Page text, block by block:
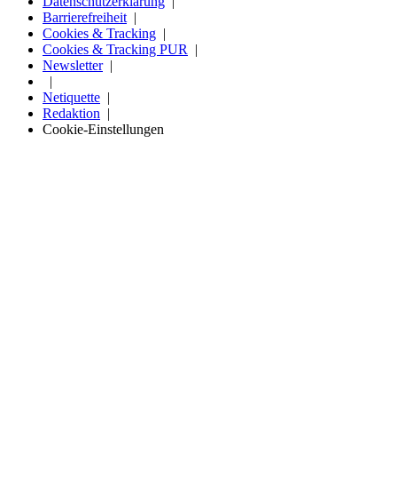
Barrierefreiheit
Cookies & Tracking
Cookies & Tracking PUR
Newsletter
Netiquette
Redaktion
Cookie-Einstellungen